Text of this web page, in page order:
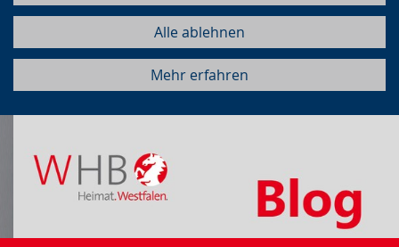
Alle ablehnen
Mehr erfahren